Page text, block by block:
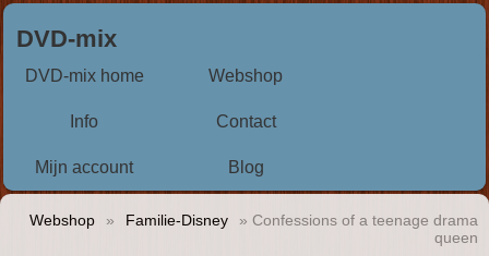
DVD-mix
DVD-mix home Webshop
Info Contact
Mijn account Blog
Webshop » Familie-Disney
» Confessions of a teenage drama
queen